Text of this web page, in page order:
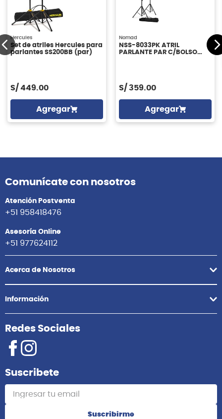
Hercules
Set de atriles Hercules para
parlantes SS200BB (par)
S/ 449.00
Agregar
Nomad
NSS-8033PK ATRIL
PARLANTE PAR C/BOLSO
S/ 359.00
Agregar
Comunícate con nosotros
Atención Postventa
+51 958418476
Asesoría Online
+51 977624112
Acerca de Nosotros
Información
Redes Sociales
Suscribete
Suscribirme